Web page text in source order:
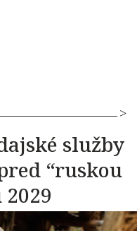
služby
“ruskou